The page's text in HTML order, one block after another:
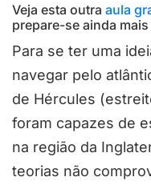
Veja esta outra aula
prepare-se ainda
Para se ter uma
navegar pelo
de Hércules
foram capazes de
na região da
teorias não